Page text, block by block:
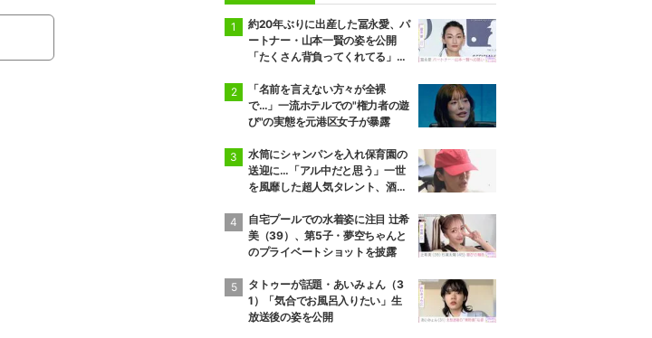
約20年ぶりに出産した冨永愛、パ
ートナー・山本一賢の姿を公開
「たくさん背負ってくれてる」感
「名前を言えない方々が全裸
で…」一流ホテルでの"権力者の遊
び"の実態を元港区女子が暴露
水筒にシャンパンを入れ保育園の
送迎に…「アル中だと思う」一世
を風靡した超人気タレント、酒漬
自宅プールでの水着姿に注目 辻希
美（39）、第5子・夢空ちゃんと
のプライベートショットを披露
タトゥーが話題・あいみょん（3
1）「気合でお風呂入りたい」生
放送後の姿を公開